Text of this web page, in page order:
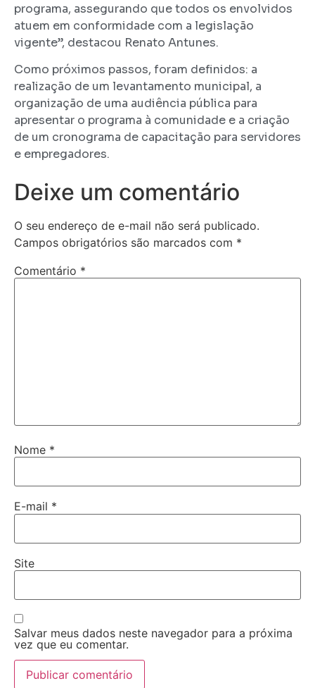
programa, assegurando que todos os envolvidos
atuem em conformidade com a legislação
vigente”, destacou Renato Antunes.
Como próximos passos, foram definidos: a
realização de um levantamento municipal, a
organização de uma audiência pública para
apresentar o programa à comunidade e a criação
de um cronograma de capacitação para servidores
e empregadores.
Deixe um comentário
O seu endereço de e-mail não será publicado.
Campos obrigatórios são marcados com *
Comentário *
Nome *
E-mail *
Site
Salvar meus dados neste navegador para a próxima
vez que eu comentar.